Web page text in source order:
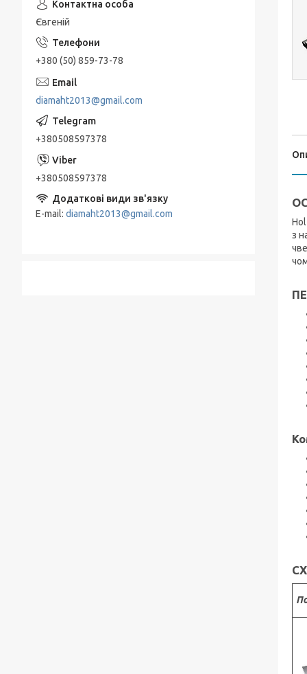
з
Євгеній
+380 (50) 859-73-78
diamaht2013@gmail.com
+380508597378
+380508597378
E-mail diamaht2013@gmail.com